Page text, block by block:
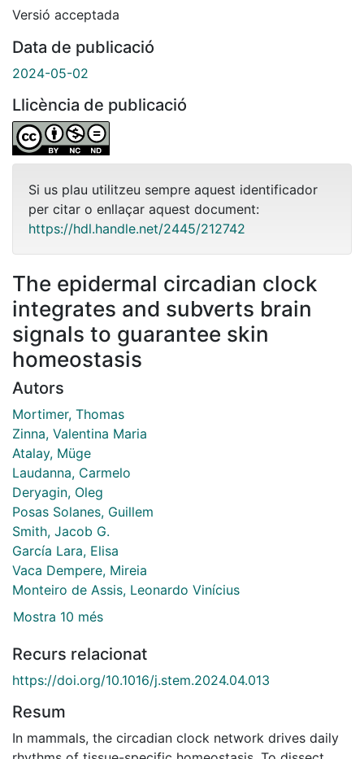
Versió acceptada
Data de publicació
2024-05-02
Llicència de publicació
Si us plau utilitzeu sempre aquest identificador
per citar o enllaçar aquest document:
https://hdl.handle.net/2445/212742
The epidermal circadian clock
integrates and subverts brain
signals to guarantee skin
homeostasis
Autors
Mortimer, Thomas
Zinna, Valentina Maria
Atalay, Müge
Laudanna, Carmelo
Deryagin, Oleg
Posas Solanes, Guillem
Smith, Jacob G.
García Lara, Elisa
Vaca Dempere, Mireia
Monteiro de Assis, Leonardo Vinícius
Mostra 10 més
Recurs relacionat
https://doi.org/10.1016/j.stem.2024.04.013
Resum
In mammals, the circadian clock network drives daily